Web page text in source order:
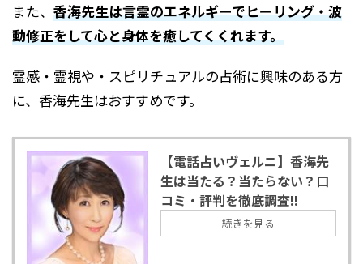
また、 香海先生は言霊のエネルギーでヒーリング・波
動修正をして心と身体を癒してくくれます。
霊感・霊視や・スピリチュアルの占術に興味のある方
に、香海先生はおすすめです。
【電話占いヴェルニ】香海先
生は当たる？当たらない？口
コミ・評判を徹底調査!!
続きを見る